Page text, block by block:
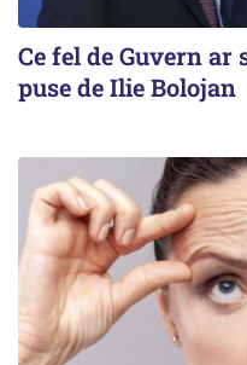
Ce fel de Guvern
puse de Ilie Bolojan